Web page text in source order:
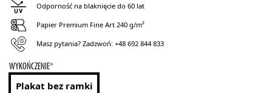
Odporność na blaknięcie do 60 lat
Papier Premium Fine Art 240 g/m²
Masz pytania? Zadzwoń: +48 692 844 833
*
WYKOŃCZENIE
Plakat bez ramki